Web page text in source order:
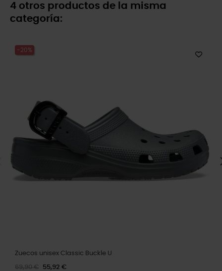
4 otros productos de la misma
categoría:
-20%
Zuecos unisex Classic Buckle U
69,90 € 55,92 €